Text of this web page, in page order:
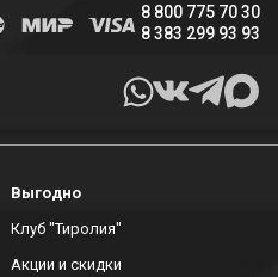
8 800 775 70 30
8 383 299 93 93
Выгодно
Клуб "Тиролия"
Акции и скидки